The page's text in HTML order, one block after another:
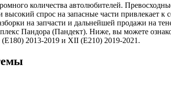
количества автолюбителей.
спрос на запасные части привлекает к
на запчасти и дальнейшей продажи на
Пандора (Пандект). Ниже, вы можете
2013-2019 и XII (E210) 2019-2021.